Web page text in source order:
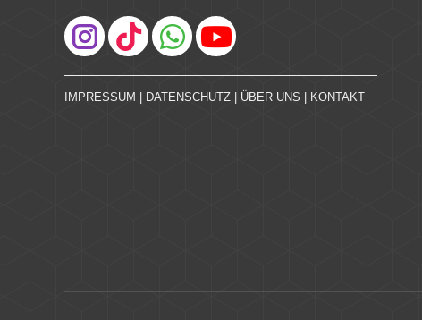
Instagram
IMPRESSUM DATENSCHUTZ ÜBER UNS KONTAKT